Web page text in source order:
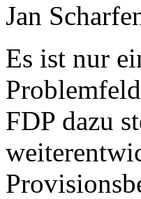
Jan
Es ist nur
FDP dazu